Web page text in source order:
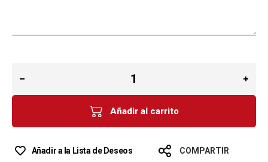
Añadir al carrito
Añadir a la Lista de Deseos COMPARTIR